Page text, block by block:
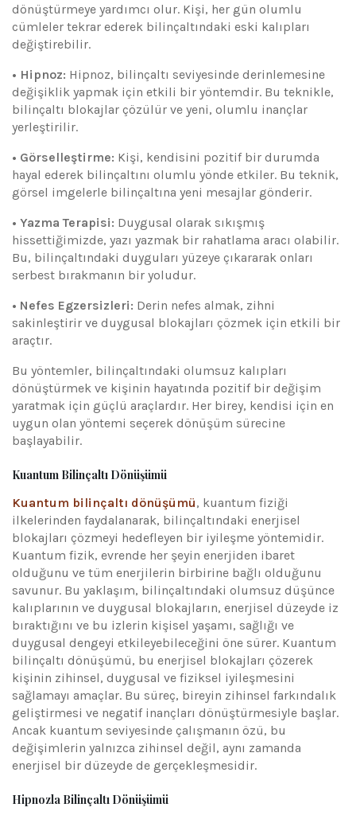
dönüştürmeye yardımcı olur. Kişi, her gün olumlu
cümleler tekrar ederek bilinçaltındaki eski kalıpları
değiştirebilir.
• Hipnoz: Hipnoz, bilinçaltı seviyesinde derinlemesine
değişiklik yapmak için etkili bir yöntemdir. Bu teknikle,
bilinçaltı blokajlar çözülür ve yeni, olumlu inançlar
yerleştirilir.
• Görselleştirme: Kişi, kendisini pozitif bir durumda
hayal ederek bilinçaltını olumlu yönde etkiler. Bu teknik,
görsel imgelerle bilinçaltına yeni mesajlar gönderir.
• Yazma Terapisi: Duygusal olarak sıkışmış
hissettiğimizde, yazı yazmak bir rahatlama aracı olabilir.
Bu, bilinçaltındaki duyguları yüzeye çıkararak onları
serbest bırakmanın bir yoludur.
• Nefes Egzersizleri: Derin nefes almak, zihni
sakinleştirir ve duygusal blokajları çözmek için etkili bir
araçtır.
Bu yöntemler, bilinçaltındaki olumsuz kalıpları
dönüştürmek ve kişinin hayatında pozitif bir değişim
yaratmak için güçlü araçlardır. Her birey, kendisi için en
uygun olan yöntemi seçerek dönüşüm sürecine
başlayabilir.
Kuantum Bilinçaltı Dönüşümü
Kuantum bilinçaltı dönüşümü, kuantum fiziği
ilkelerinden faydalanarak, bilinçaltındaki enerjisel
blokajları çözmeyi hedefleyen bir iyileşme yöntemidir.
Kuantum fizik, evrende her şeyin enerjiden ibaret
olduğunu ve tüm enerjilerin birbirine bağlı olduğunu
savunur. Bu yaklaşım, bilinçaltındaki olumsuz düşünce
kalıplarının ve duygusal blokajların, enerjisel düzeyde iz
bıraktığını ve bu izlerin kişisel yaşamı, sağlığı ve
duygusal dengeyi etkileyebileceğini öne sürer. Kuantum
bilinçaltı dönüşümü, bu enerjisel blokajları çözerek
kişinin zihinsel, duygusal ve fiziksel iyileşmesini
sağlamayı amaçlar. Bu süreç, bireyin zihinsel farkındalık
geliştirmesi ve negatif inançları dönüştürmesiyle başlar.
Ancak kuantum seviyesinde çalışmanın özü, bu
değişimlerin yalnızca zihinsel değil, aynı zamanda
enerjisel bir düzeyde de gerçekleşmesidir.
Hipnozla Bilinçaltı Dönüşümü